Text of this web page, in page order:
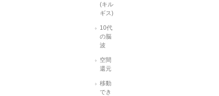
(キル
ギス)
10代
の脳
波
空間
還元
移動
でき